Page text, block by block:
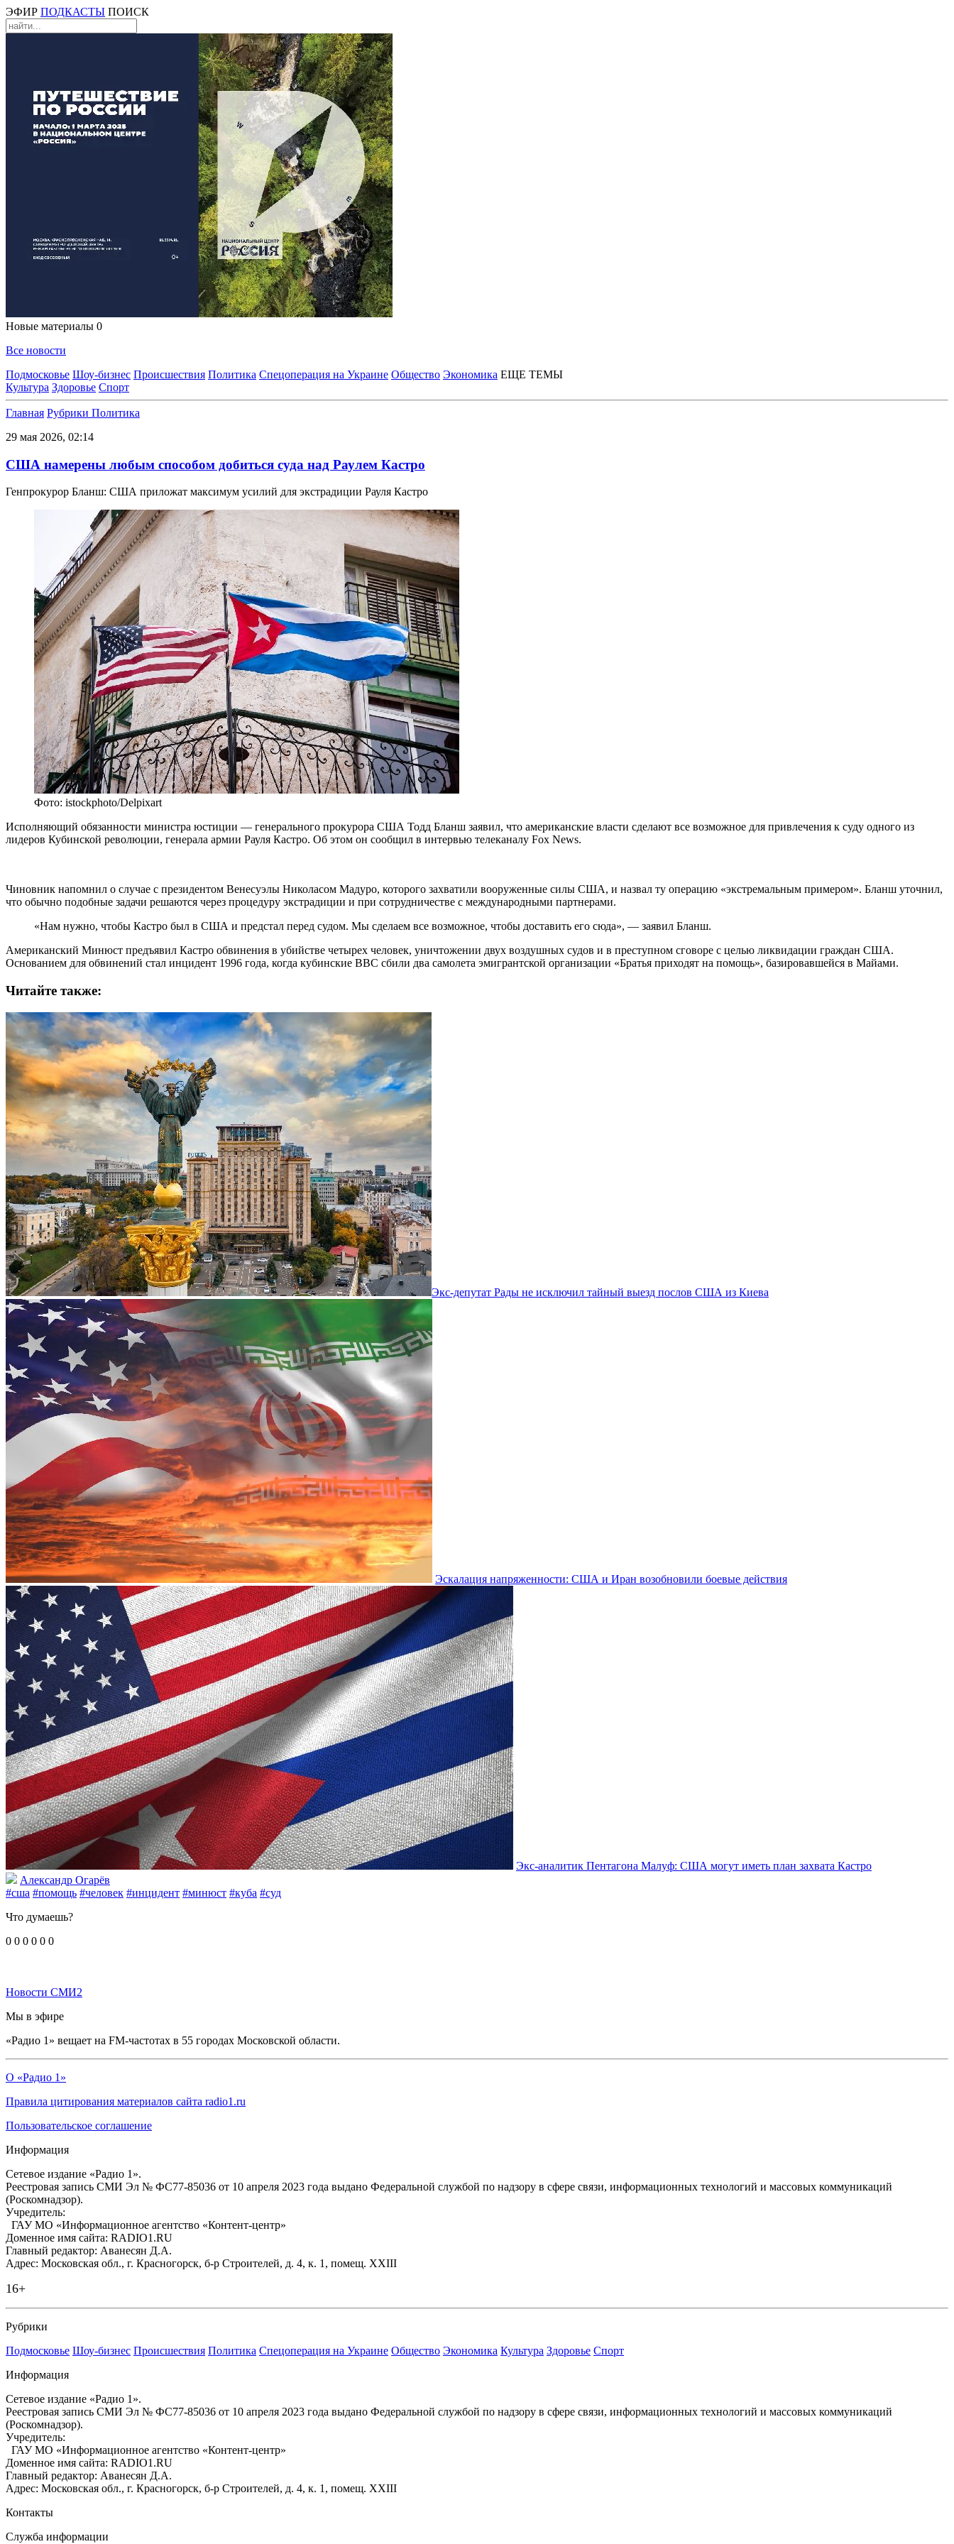
ЭФИР ПОДКАСТЫ ПОИСК
Новые материалы 0
Все новости
Подмосковье Шоу-бизнес Происшествия Политика Спецоперация на Украине Общество Экономика ЕЩЕ ТЕМЫ
Культура Здоровье Спорт
Главная Рубрики Политика
29 мая 2026, 02:14
США намерены любым способом добиться суда над Раулем Кастро
Генпрокурор Бланш: США приложат максимум усилий для экстрадиции Рауля Кастро
Фото: istockphoto/Delpixart
Исполняющий обязанности министра юстиции — генерального прокурора США Тодд Бланш заявил, что американские власти сделают все возможное для привлечения к суду одного из
лидеров Кубинской революции, генерала армии Рауля Кастро. Об этом он сообщил в интервью телеканалу Fox News.
Чиновник напомнил о случае с президентом Венесуэлы Николасом Мадуро, которого захватили вооруженные силы США, и назвал ту операцию «экстремальным примером». Бланш уточнил,
что обычно подобные задачи решаются через процедуру экстрадиции и при сотрудничестве с международными партнерами.
«Нам нужно, чтобы Кастро был в США и предстал перед судом. Мы сделаем все возможное, чтобы доставить его сюда», — заявил Бланш.
Американский Минюст предъявил Кастро обвинения в убийстве четырех человек, уничтожении двух воздушных судов и в преступном сговоре с целью ликвидации граждан США.
Основанием для обвинений стал инцидент 1996 года, когда кубинские ВВС сбили два самолета эмигрантской организации «Братья приходят на помощь», базировавшейся в Майами.
Читайте также:
Экс-депутат Рады не исключил тайный выезд послов США из Киева
Эскалация напряженности: США и Иран возобновили боевые действия
Экс-аналитик Пентагона Малуф: США могут иметь план захвата Кастро
Александр Огарёв
#сша #помощь #человек #инцидент #минюст #куба #суд
Что думаешь?
0 0 0 0 0 0
Новости СМИ2
Мы в эфире
«Радио 1» вещает на FM-частотах в 55 городах Московской области.
О «Радио 1»
Правила цитирования материалов сайта radio1.ru
Пользовательское соглашение
Информация
Сетевое издание «Радио 1».
Реестровая запись СМИ Эл № ФС77-85036 от 10 апреля 2023 года выдано Федеральной службой по надзору в сфере связи, информационных технологий и массовых коммуникаций
(Роскомнадзор).
Учредитель:
ГАУ МО «Информационное агентство «Контент-центр»
Доменное имя сайта: RADIO1.RU
Главный редактор: Аванесян Д.А.
Адрес: Московская обл., г. Красногорск, б-р Строителей, д. 4, к. 1, помещ. XXIII
16+
Рубрики
Подмосковье Шоу-бизнес Происшествия Политика Спецоперация на Украине Общество Экономика Культура Здоровье Спорт
Информация
Сетевое издание «Радио 1».
Реестровая запись СМИ Эл № ФС77-85036 от 10 апреля 2023 года выдано Федеральной службой по надзору в сфере связи, информационных технологий и массовых коммуникаций
(Роскомнадзор).
Учредитель:
ГАУ МО «Информационное агентство «Контент-центр»
Доменное имя сайта: RADIO1.RU
Главный редактор: Аванесян Д.А.
Адрес: Московская обл., г. Красногорск, б-р Строителей, д. 4, к. 1, помещ. XXIII
Контакты
Служба информации